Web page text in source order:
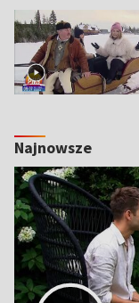
Najnowsze